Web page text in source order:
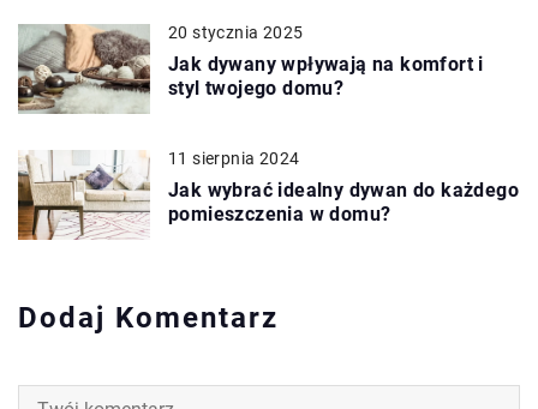
20 stycznia 2025
Jak dywany wpływają na komfort i
styl twojego domu?
11 sierpnia 2024
Jak wybrać idealny dywan do każdego
pomieszczenia w domu?
Dodaj Komentarz